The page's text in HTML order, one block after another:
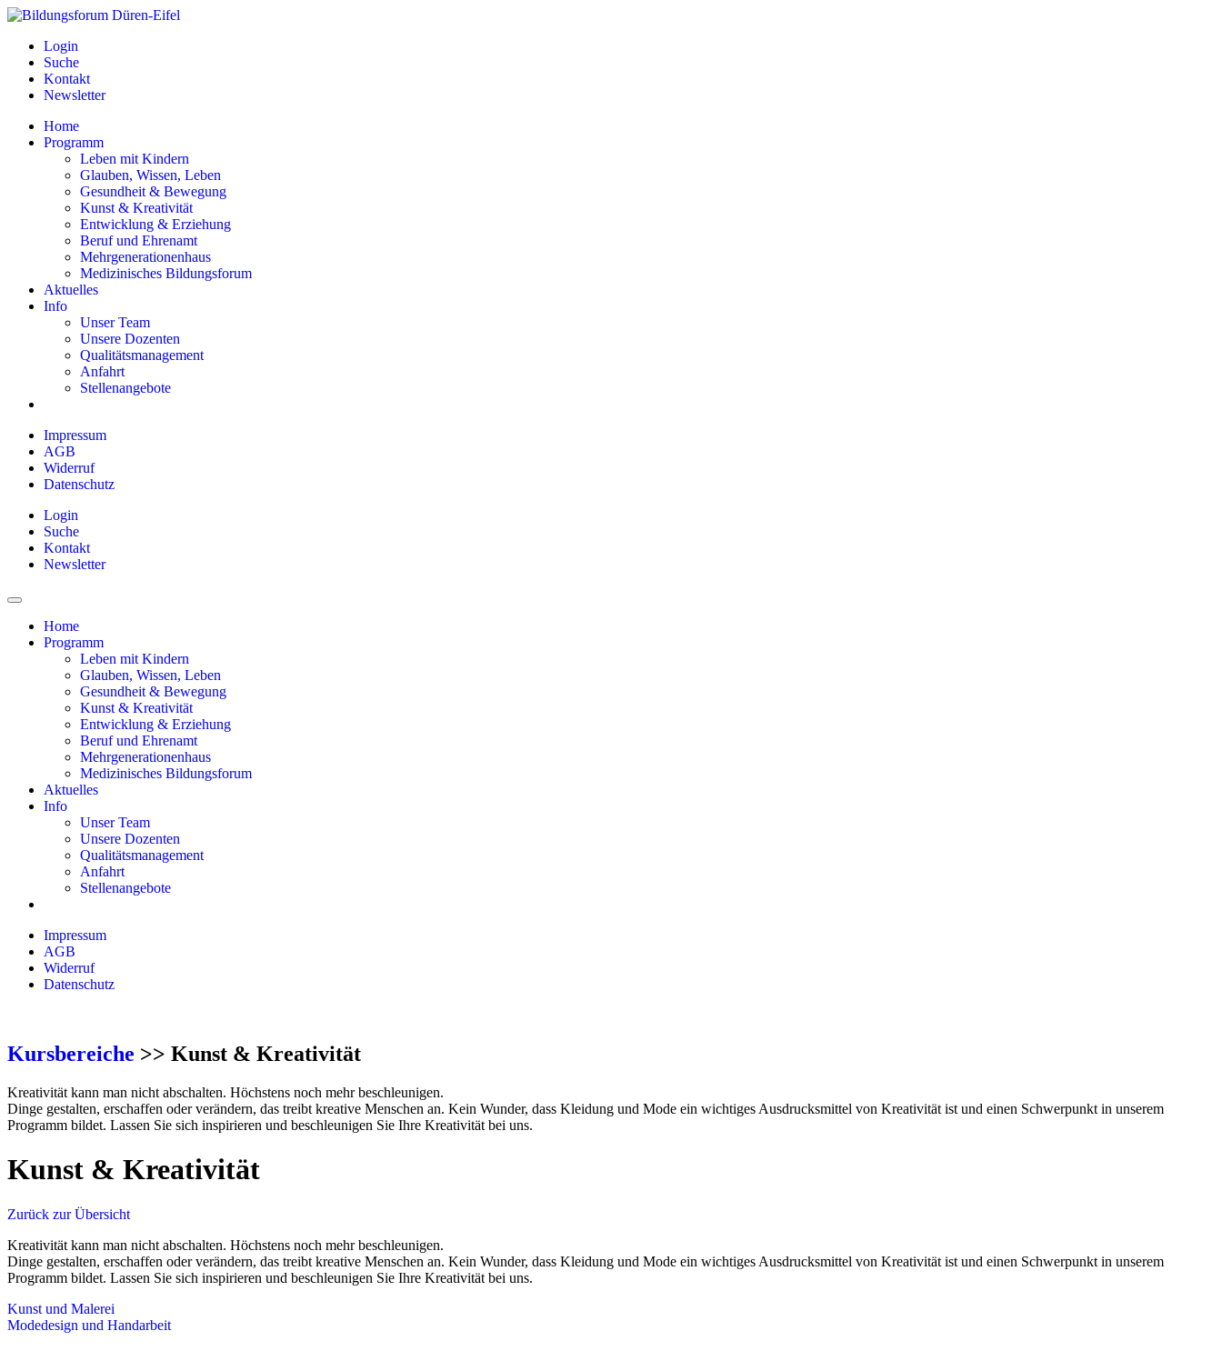
Login
Suche
Kontakt
Newsletter
Home
Programm
Leben mit Kindern
Glauben, Wissen, Leben
Gesundheit & Bewegung
Kunst & Kreativität
Entwicklung & Erziehung
Beruf und Ehrenamt
Mehrgenerationenhaus
Medizinisches Bildungsforum
Aktuelles
Info
Unser Team
Unsere Dozenten
Qualitätsmanagement
Anfahrt
Stellenangebote
Impressum
AGB
Widerruf
Datenschutz
Login
Suche
Kontakt
Newsletter
Home
Programm
Leben mit Kindern
Glauben, Wissen, Leben
Gesundheit & Bewegung
Kunst & Kreativität
Entwicklung & Erziehung
Beruf und Ehrenamt
Mehrgenerationenhaus
Medizinisches Bildungsforum
Aktuelles
Info
Unser Team
Unsere Dozenten
Qualitätsmanagement
Anfahrt
Stellenangebote
Impressum
AGB
Widerruf
Datenschutz
Kursbereiche >> Kunst & Kreativität
Kreativität kann man nicht abschalten. Höchstens noch mehr beschleunigen.
Dinge gestalten, erschaffen oder verändern, das treibt kreative Menschen an. Kein Wunder, dass Kleidung und Mode ein wichtiges Ausdrucksmittel von Kreativität ist und einen Schwerpunkt in unserem
Programm bildet. Lassen Sie sich inspirieren und beschleunigen Sie Ihre Kreativität bei uns.
Kunst & Kreativität
Zurück zur Übersicht
Kreativität kann man nicht abschalten. Höchstens noch mehr beschleunigen.
Dinge gestalten, erschaffen oder verändern, das treibt kreative Menschen an. Kein Wunder, dass Kleidung und Mode ein wichtiges Ausdrucksmittel von Kreativität ist und einen Schwerpunkt in unserem
Programm bildet. Lassen Sie sich inspirieren und beschleunigen Sie Ihre Kreativität bei uns.
Kunst und Malerei
Modedesign und Handarbeit